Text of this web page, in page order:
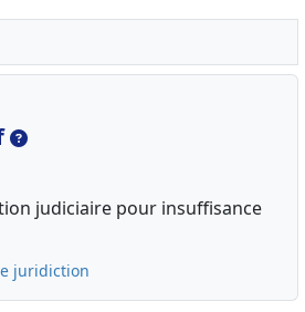
judiciaire pour insuffisance
juridiction